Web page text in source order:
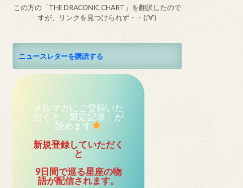
この方の「THE DRACONIC CHART」を翻訳したので
すが、リンクを見つけられず・・(;’∀’)
ニュースレターを購読する
メルマガにご登録いた
だくと「限定記事」が
読めます
新規登録していただく
と
9日間で巡る星座の物
語が配信されます。